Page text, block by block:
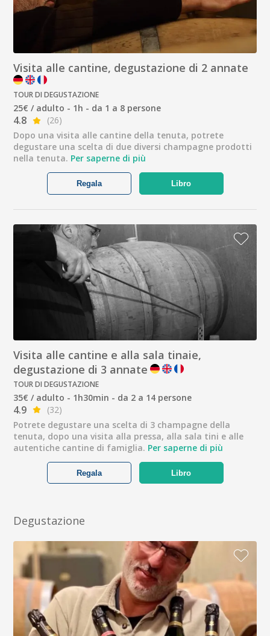
Visita alle cantine, degustazione di 2 annate
TOUR DI DEGUSTAZIONE
25€ / adulto - 1h - da 1 a 8 persone
4.8
(26)
Dopo una visita alle cantine della tenuta, potrete
degustare una scelta di due diversi champagne prodotti
nella tenuta. Per saperne di più
Libro
Regala
Visita alle cantine e alla sala tinaie,
degustazione di 3 annate
TOUR DI DEGUSTAZIONE
35€ / adulto - 1h30min - da 2 a 14 persone
4.9
(32)
Potrete degustare una scelta di 3 champagne della
tenuta, dopo una visita alla pressa, alla sala tini e alle
autentiche cantine di famiglia. Per saperne di più
Libro
Regala
Degustazione